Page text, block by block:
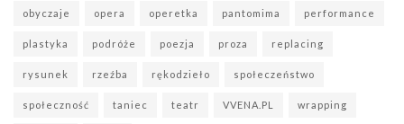
obyczaje opera operetka pantomima performance
plastyka podróże poezja proza replacing
rysunek rzeźba rękodzieło społeczeństwo
społeczność taniec teatr VVENA.PL wrapping